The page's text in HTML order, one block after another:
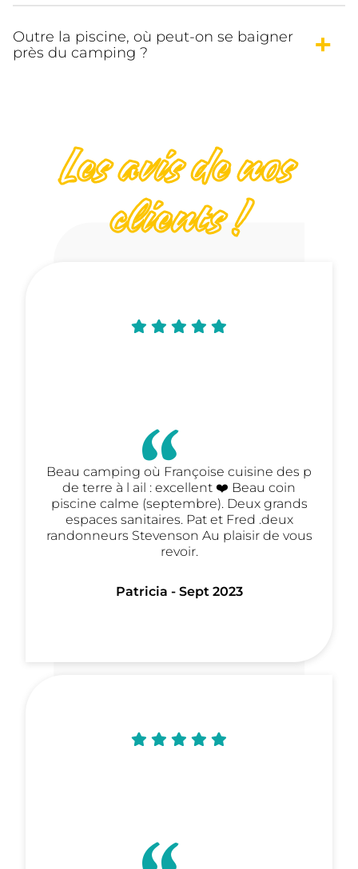
Outre la piscine, où peut-on se baigner
près du camping ?
Les avis de nos
clients !
Beau camping où Françoise cuisine des p
de terre à l ail : excellent ❤️ Beau coin
piscine calme (septembre). Deux grands
espaces sanitaires. Pat et Fred .deux
randonneurs Stevenson Au plaisir de vous
revoir.
Patricia - Sept 2023